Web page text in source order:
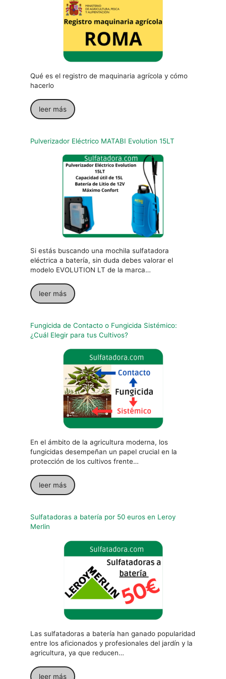
Qué es el registro de maquinaria agrícola y cómo
hacerlo
leer más
Pulverizador Eléctrico MATABI Evolution 15LT
Si estás buscando una mochila sulfatadora
eléctrica a batería, sin duda debes valorar el
modelo EVOLUTION LT de la marca…
leer más
Fungicida de Contacto o Fungicida Sistémico:
¿Cuál Elegir para tus Cultivos?
En el ámbito de la agricultura moderna, los
fungicidas desempeñan un papel crucial en la
protección de los cultivos frente…
leer más
Sulfatadoras a batería por 50 euros en Leroy
Merlin
Las sulfatadoras a batería han ganado popularidad
entre los aficionados y profesionales del jardín y la
agricultura, ya que reducen…
leer más